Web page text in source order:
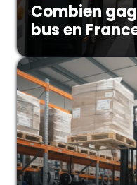
Combien
bus en